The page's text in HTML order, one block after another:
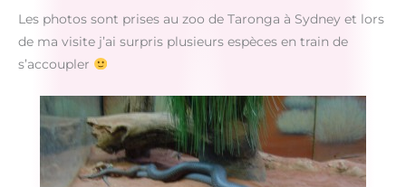
Les photos sont prises au zoo de Taronga à Sydney et lors
de ma visite j’ai surpris plusieurs espèces en train de
s’accoupler